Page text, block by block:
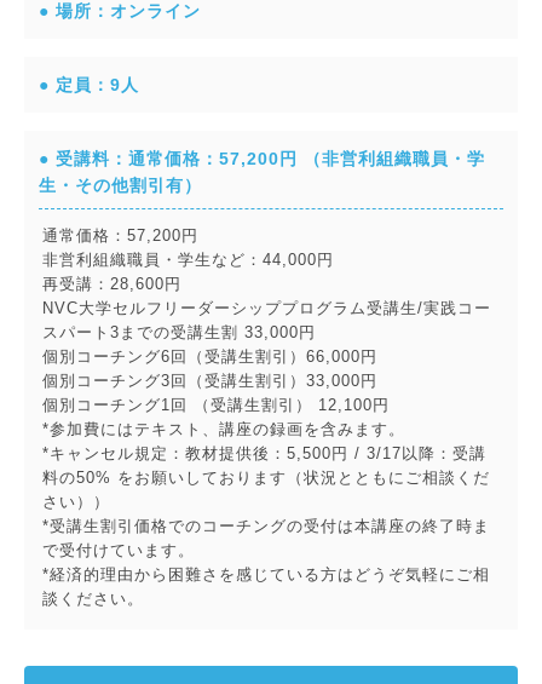
● 場所：オンライン
● 定員：9人
● 受講料：通常価格：57,200円 （非営利組織職員・学
生・その他割引有）
通常価格：57,200円
非営利組織職員・学生など：44,000円
再受講：28,600円
NVC大学セルフリーダーシッププログラム受講生/実践コー
スパート3までの受講生割 33,000円
個別コーチング6回（受講生割引）66,000円
個別コーチング3回（受講生割引）33,000円
個別コーチング1回 （受講生割引） 12,100円
*参加費にはテキスト、講座の録画を含みます。
*キャンセル規定：教材提供後：5,500円 / 3/17以降：受講
料の50% をお願いしております（状況とともにご相談くだ
さい））
*受講生割引価格でのコーチングの受付は本講座の終了時ま
で受付けています。
*経済的理由から困難さを感じている方はどうぞ気軽にご相
談ください。